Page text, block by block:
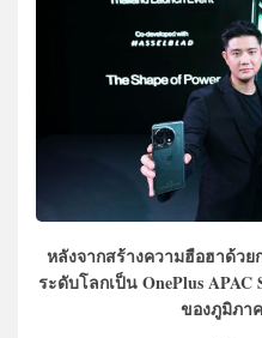
หลังจากสร้างความฮือฮาด้ว
ระดับโลกเป็น OnePlus APAC
ของภูมิภา